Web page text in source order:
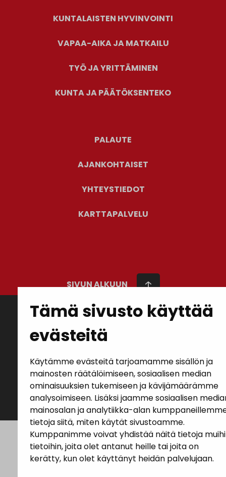
Tämä sivusto käyttää
evästeitä
Käytämme evästeitä tarjoamamme sisällön ja
mainosten räätälöimiseen, sosiaalisen median
ominaisuuksien tukemiseen ja kävijämäärämme
analysoimiseen. Lisäksi jaamme sosiaalisen
mainosalan ja analytiikka-alan
tietoja siitä, miten käytät sivustoamme.
Kumppanimme voivat yhdistää näitä tietoja
tietoihin, joita olet antanut heille tai joita on
kerätty, kun olet käyttänyt heidän palvelujaan.
KUNTALAISTEN HYVINVOINTI
VAPAA-AIKA JA MATKAILU
TYÖ JA YRITTÄMINEN
KUNTA JA PÄÄTÖKSENTEKO
PALAUTE
AJANKOHTAISET
YHTEYSTIEDOT
KARTTAPALVELU
SIVUN ALKUUN
Saavutettavuusseloste
Tietoa sivustosta
Sivukartta
Näytä omat evästeasetukseni
© 2026 Janakkalan kunta